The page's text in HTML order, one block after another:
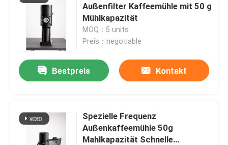
Außenfilter Kaffeemühle mit 50 g
Mühlkapazität
MOQ：5 units
Preis：negotiable
Bestpreis Kontakt
Spezielle Frequenz
Außenkaffeemühle 50g
Mahlkapazität Schnelle